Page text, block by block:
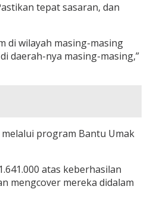
tepat sasaran, dan
di wilayah masing-masing
daerah-nya masing-masing,”
program Bantu Umak
atas keberhasilan
mengcover mereka didalam